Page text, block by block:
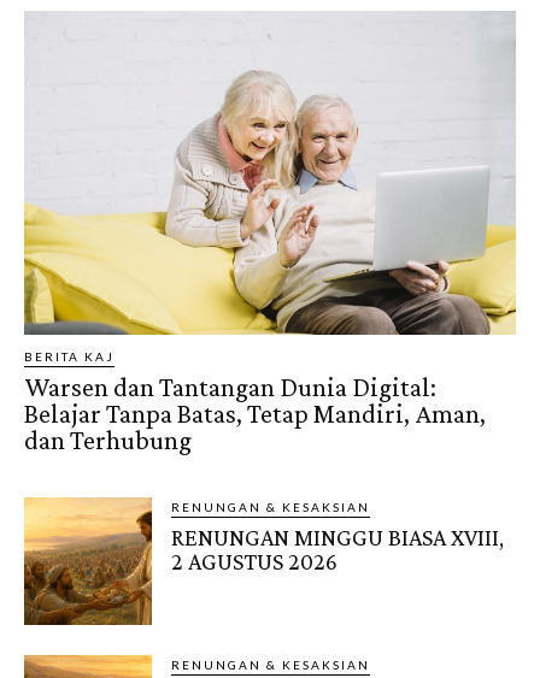
BERITA KAJ
Warsen dan Tantangan Dunia Digital:
Belajar Tanpa Batas, Tetap Mandiri, Aman,
dan Terhubung
RENUNGAN & KESAKSIAN
RENUNGAN MINGGU BIASA XVIII,
2 AGUSTUS 2026
RENUNGAN & KESAKSIAN